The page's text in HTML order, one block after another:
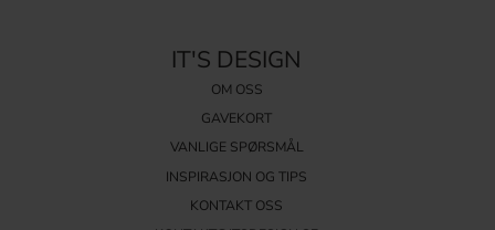
IT'S DESIGN
OM OSS
GAVEKORT
VANLIGE SPØRSMÅL
INSPIRASJON OG TIPS
KONTAKT OSS